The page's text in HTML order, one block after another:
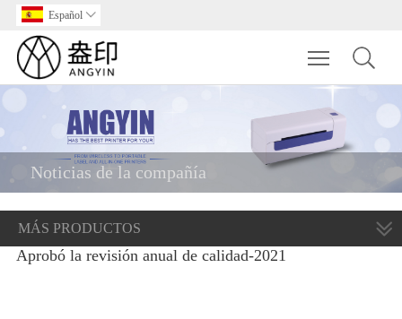
Español 
Toggle
Noticias de la compañía
MÁS PRODUCTOS
Aprobó la revisión anual de calidad-2021